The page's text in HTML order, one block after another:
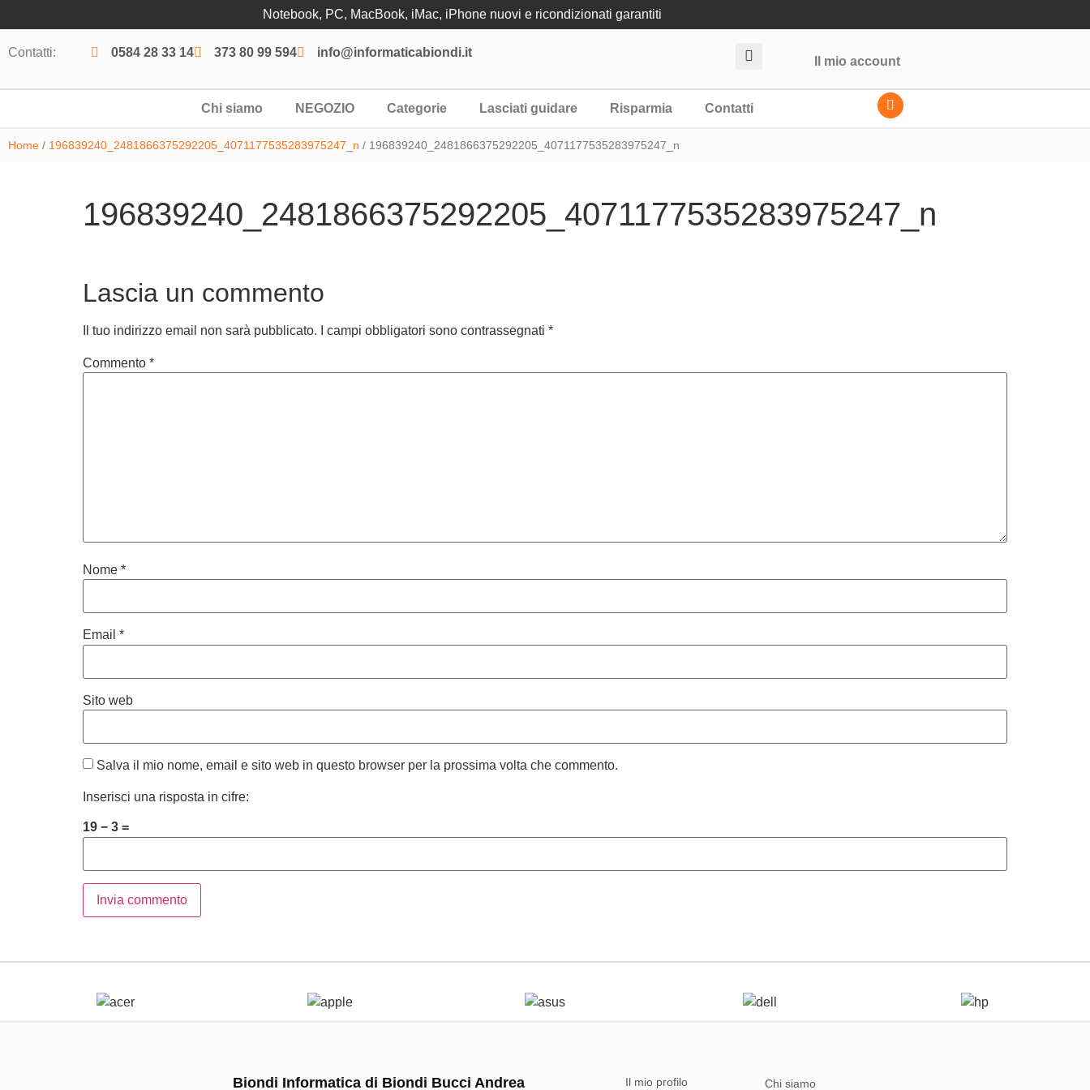
Notebook, PC, MacBook, iMac, iPhone nuovi e ricondizionati garantiti
Contatti: 0584 28 33 14 373 80 99 594 info@informaticabiondi.it
Il mio account
Chi siamo NEGOZIO Categorie Lasciati guidare Risparmia Contatti
Home / 196839240_2481866375292205_4071177535283975247_n / 196839240_2481866375292205_4071177535283975247_n
196839240_2481866375292205_4071177535283975247_n
Lascia un commento
Il tuo indirizzo email non sarà pubblicato. I campi obbligatori sono contrassegnati *
Commento *
Nome *
Email *
Sito web
Salva il mio nome, email e sito web in questo browser per la prossima volta che commento.
Inserisci una risposta in cifre:
19 − 3 =
Biondi Informatica di Biondi Bucci Andrea Il mio profilo Chi siamo